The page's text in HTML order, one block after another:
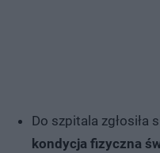
Do szpitala zgłosiła
kondycja fizyczna